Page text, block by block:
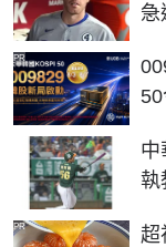
PR
執
超
PR